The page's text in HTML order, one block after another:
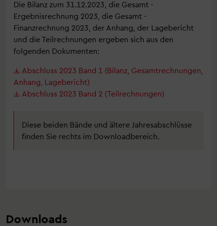
Die Bilanz zum 31.12.2023, die Gesamt -
Ergebnisrechnung 2023, die Gesamt -
Finanzrechnung 2023, der Anhang, der Lagebericht
und die Teilrechnungen ergeben sich aus den
folgenden Dokumenten:
Abschluss 2023 Band 1 (Bilanz, Gesamtrechnungen,
Anhang, Lagebericht)
Abschluss 2023 Band 2 (Teilrechnungen)
Diese beiden Bände und ältere Jahresabschlüsse
finden Sie rechts im Downloadbereich.
Downloads